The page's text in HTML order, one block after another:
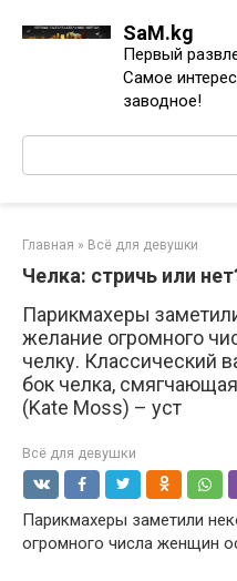
SaM.kg
Первый
Самое
заводное!
Поиск:
Главная » Всё для девушки
Челка: стричь или
Парикмахеры
желание огромного
челку. Классический
бок челка,
(Kate Moss) – уст
Всё для девушки
Парикмахеры заметили
огромного числа женщин